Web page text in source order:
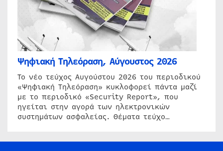
Ψηφιακή Τηλεόραση, Αύγουστος 2026
Το νέο τεύχος Αυγούστου 2026 του περιοδικού
«Ψηφιακή Τηλεόραση» κυκλοφορεί πάντα μαζί
με το περιοδικό «Security Report», που
ηγείται στην αγορά των ηλεκτρονικών
συστημάτων ασφαλείας. Θέματα τεύχο…